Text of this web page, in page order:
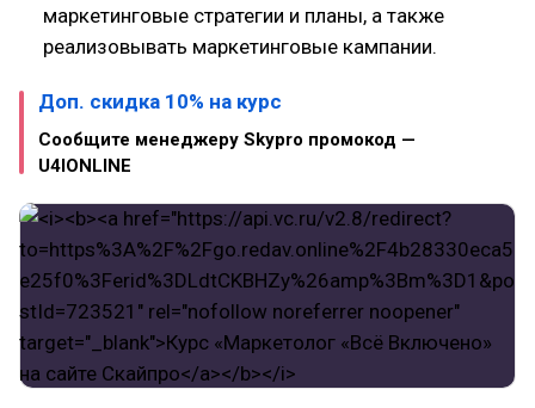
маркетинговые стратегии и планы, а также
реализовывать маркетинговые кампании.
Доп. скидка 10% на курс
Сообщите менеджеру Skypro промокод —
U4IONLINE